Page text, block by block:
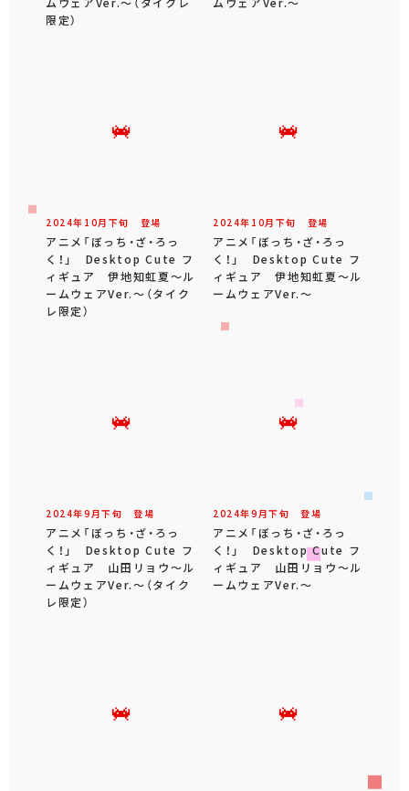
限定）
2024年 10月 下旬 登場
アニメ「ぼっち・ざ・ろっ
く！」 Desktop Cute フ
ィギュア 伊地知虹夏～ル
ームウェアVer.～（タイク
レ限定）
2024年 10月 下旬 登場
アニメ「ぼっち・ざ・ろっ
く！」 Desktop Cute フ
ィギュア 伊地知虹夏～ル
ームウェアVer.～
2024年9 月下旬 登場
アニメ「ぼっち・ざ・ろっ
く！」 Desktop Cute フ
ィギュア 山田リョウ～ル
ームウェアVer.～（タイク
レ限定）
2024年9 月下旬 登場
アニメ「ぼっち・ざ・ろっ
く！」 Desktop Cute フ
ィギュア 山田リョウ～ル
ームウェアVer.～